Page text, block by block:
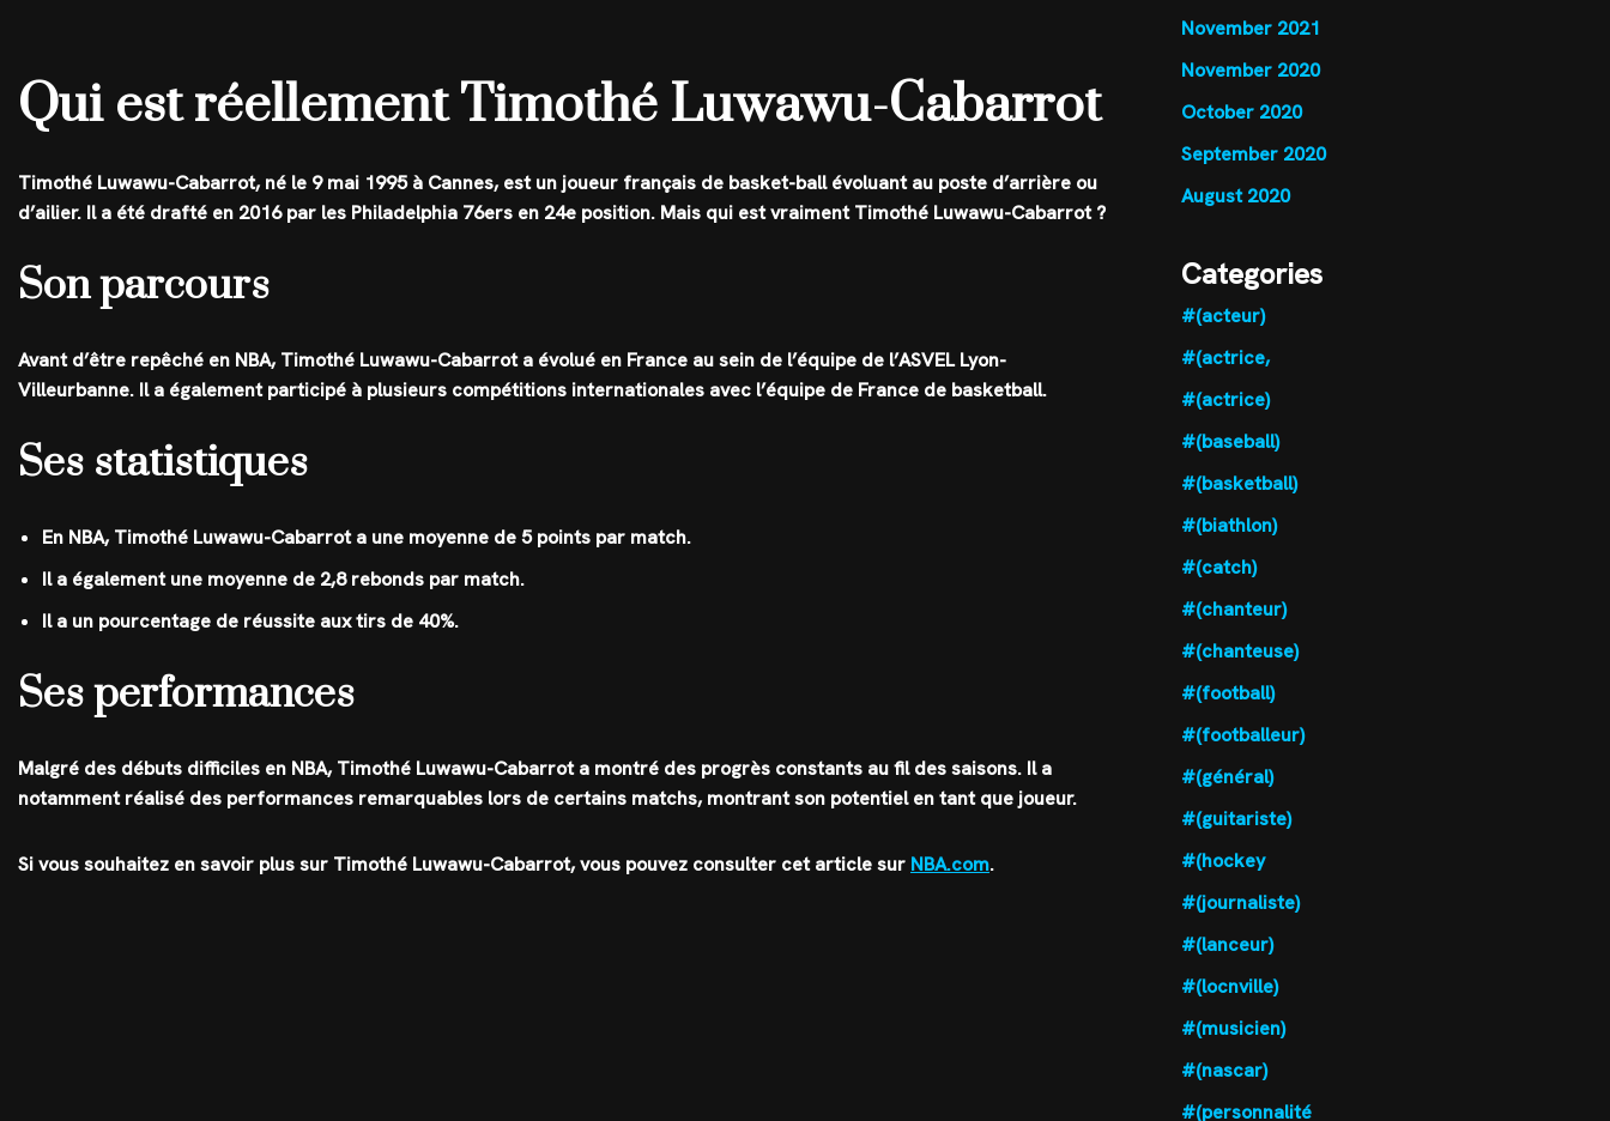
Qui est réellement Timothé Luwawu-Cabarrot
Timothé Luwawu-Cabarrot, né le 9 mai 1995 à Cannes, est un joueur français de basket-ball évoluant au poste d’arrière ou
d’ailier. Il a été drafté en 2016 par les Philadelphia 76ers en 24e position. Mais qui est vraiment Timothé Luwawu-Cabarrot ?
Son parcours
Avant d’être repêché en NBA, Timothé Luwawu-Cabarrot a évolué en France au sein de l’équipe de l’ASVEL Lyon-
Villeurbanne. Il a également participé à plusieurs compétitions internationales avec l’équipe de France de basketball.
Ses statistiques
En NBA, Timothé Luwawu-Cabarrot a une moyenne de 5 points par match.
Il a également une moyenne de 2,8 rebonds par match.
Il a un pourcentage de réussite aux tirs de 40%.
Ses performances
Malgré des débuts difficiles en NBA, Timothé Luwawu-Cabarrot a montré des progrès constants au fil des saisons. Il a
notamment réalisé des performances remarquables lors de certains matchs, montrant son potentiel en tant que joueur.
Si vous souhaitez en savoir plus sur Timothé Luwawu-Cabarrot, vous pouvez consulter cet article sur NBA.com.
November 2021
November 2020
October 2020
September 2020
August 2020
Categories
#(acteur)
#(actrice,
#(actrice)
#(baseball)
#(basketball)
#(biathlon)
#(catch)
#(chanteur)
#(chanteuse)
#(football)
#(footballeur)
#(général)
#(guitariste)
#(hockey
#(journaliste)
#(lanceur)
#(locnville)
#(musicien)
#(nascar)
#(personnalité